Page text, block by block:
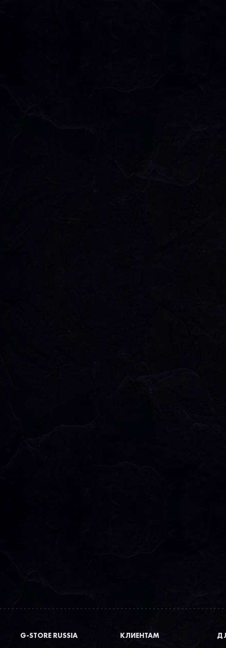
G-STORE RUSSIA КЛИЕНТАМ